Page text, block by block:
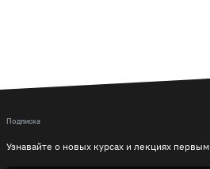
Подписка
Узнавайте о новых курсах и лекциях первым